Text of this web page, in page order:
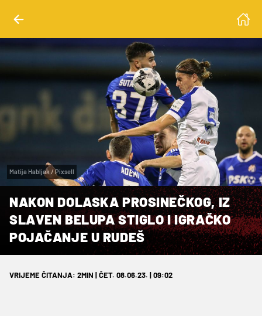
Matija Habljak / Pixsell
NAKON DOLASKA PROSINEČKOG, IZ
SLAVEN BELUPA STIGLO I IGRAČKO
POJAČANJE U RUDEŠ
VRIJEME ČITANJA: 2MIN | ČET. 08.06.23. | 09:02